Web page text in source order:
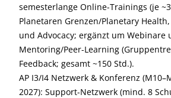
semesterlange Online-Trainings (je
Planetaren Grenzen/Planetary
und Advocacy; ergänzt um Webinare
Mentoring/Peer-Learning
Feedback; gesamt ~150 Std.).
AP I3/I4 Netzwerk & Konferenz
2027): Support-Netzwerk (mind. 8